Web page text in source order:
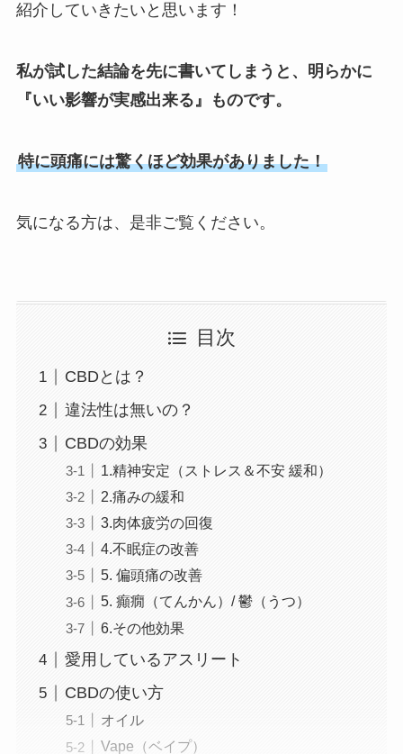
紹介していきたいと思います！
私が試した結論を先に書いてしまうと、明らかに
『いい影響が実感出来る』ものです。
特に頭痛には驚くほど効果がありました！
気になる方は、是非ご覧ください。
目次
CBDとは？
違法性は無いの？
CBDの効果
1.精神安定（ストレス＆不安 緩和）
2.痛みの緩和
3.肉体疲労の回復
4.不眠症の改善
5. 偏頭痛の改善
5. 癲癇（てんかん）/ 鬱（うつ）
6.その他効果
愛用しているアスリート
CBDの使い方
オイル
Vape（ベイプ）